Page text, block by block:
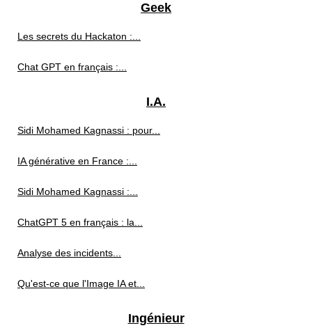
Geek
Les secrets du Hackaton :...
Chat GPT en français :...
I.A.
Sidi Mohamed Kagnassi : pour...
IA générative en France :...
Sidi Mohamed Kagnassi :...
ChatGPT 5 en français : la...
Analyse des incidents...
Qu'est-ce que l'Image IA et...
Ingénieur